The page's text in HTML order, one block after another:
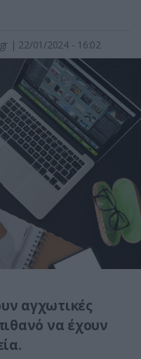
| 22/01/2024 - 16:02
αγχωτικές
να έχουν